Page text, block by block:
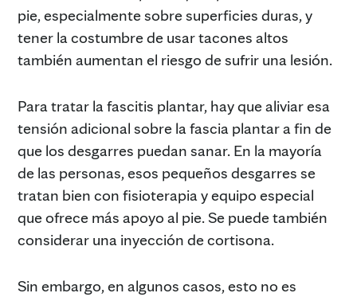
pie, especialmente sobre superficies duras, y
tener la costumbre de usar tacones altos
también aumentan el riesgo de sufrir una lesión.
Para tratar la fascitis plantar, hay que aliviar esa
tensión adicional sobre la fascia plantar a fin de
que los desgarres puedan sanar. En la mayoría
de las personas, esos pequeños desgarres se
tratan bien con fisioterapia y equipo especial
que ofrece más apoyo al pie. Se puede también
considerar una inyección de cortisona.
Sin embargo, en algunos casos, esto no es